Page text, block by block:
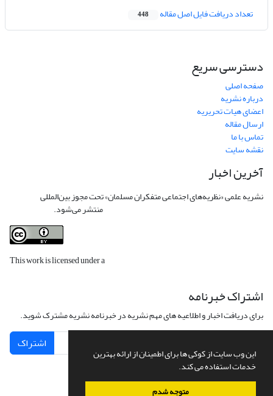
این وب سایت از کوکی ها برای اطمینان از ارائه بهترین
خدمات استفاده می کند.
متوجه شدم
تعداد دریافت فایل اصل مقاله 448
دسترسی سریع
صفحه اصلی
درباره نشریه
اعضای هیات تحریریه
ارسال مقاله
تماس با ما
نقشه سایت
آخرین اخبار
نشریه علمی «نظریه‌های اجتماعی متفکران مسلمان» تحت مجوز بین‌المللی
منتشر می‌شود.
This work is licensed under a
اشتراک خبرنامه
برای دریافت اخبار و اطلاعیه های مهم نشریه در خبرنامه نشریه مشترک شوید.
اشتراک